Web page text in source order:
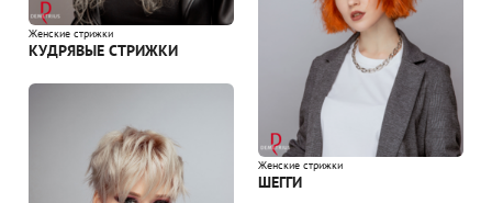
Женские стрижки
КУДРЯВЫЕ СТРИЖКИ
Женские стрижки
ШЕГГИ